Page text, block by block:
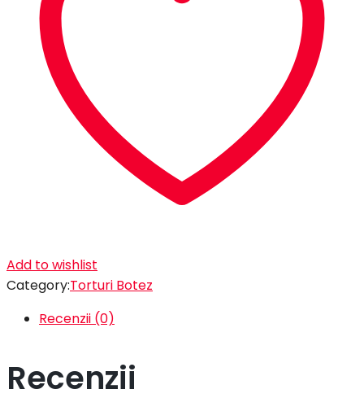
Add to wishlist
Category:Torturi Botez
Recenzii (0)
Recenzii